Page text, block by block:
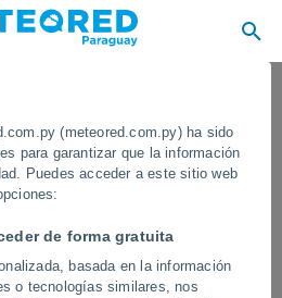
(meteored.com.py) ha sido
para garantizar que la información
Puedes acceder a este sitio web
de forma gratuita
basada en la información
o tecnologías similares, nos